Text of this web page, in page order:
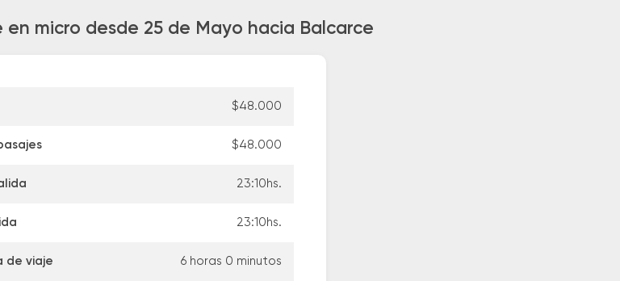
en micro desde 25 de Mayo hacia Balcarce
$48.000
$48.000
23:10hs.
23:10hs.
de viaje 6 horas 0 minutos